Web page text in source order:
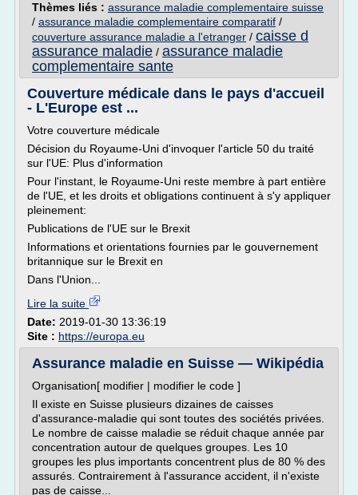
Thèmes liés : assurance maladie complementaire suisse
/ assurance maladie complementaire comparatif /
couverture assurance maladie a l'etranger / caisse d
assurance maladie / assurance maladie
complementaire sante
Couverture médicale dans le pays d'accueil
- L'Europe est ...
Votre couverture médicale
Décision du Royaume-Uni d'invoquer l'article 50 du traité
sur l'UE: Plus d'information
Pour l'instant, le Royaume-Uni reste membre à part entière
de l'UE, et les droits et obligations continuent à s'y appliquer
pleinement:
Publications de l'UE sur le Brexit
Informations et orientations fournies par le gouvernement
britannique sur le Brexit en
Dans l'Union...
Lire la suite
Date: 2019-01-30 13:36:19
Site : https://europa.eu
Assurance maladie en Suisse — Wikipédia
Organisation[ modifier | modifier le code ]
Il existe en Suisse plusieurs dizaines de caisses
d'assurance-maladie qui sont toutes des sociétés privées.
Le nombre de caisse maladie se réduit chaque année par
concentration autour de quelques groupes. Les 10
groupes les plus importants concentrent plus de 80 % des
assurés. Contrairement à l'assurance accident, il n'existe
pas de caisse...